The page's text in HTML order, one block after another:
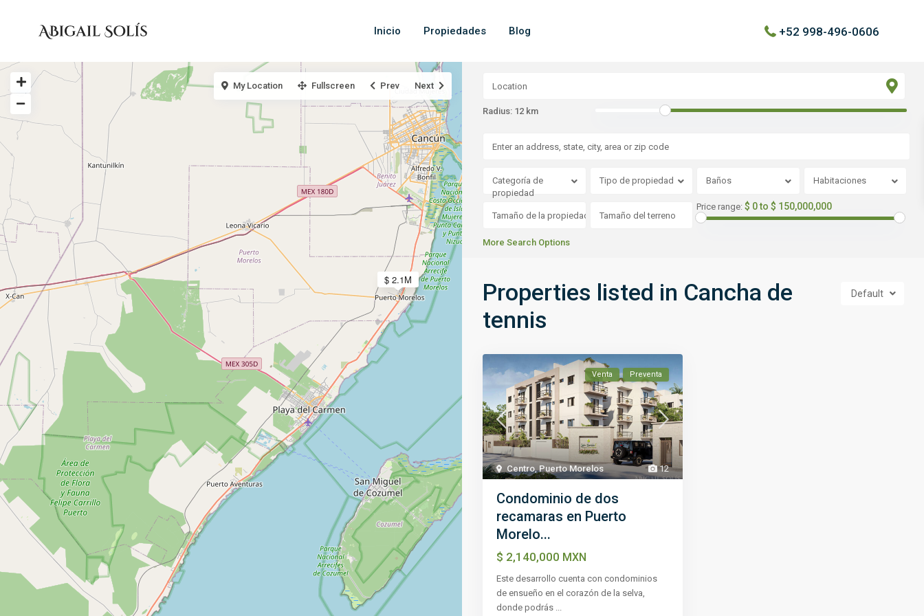
Inicio Propiedades Blog +52 998-496-0606
$ 2.1M
My Location Fullscreen Prev Next
Radius: 12 km
Categoría de
propiedad
Tipo de propiedad Baños Habitaciones
Price range: $ 0 to $ 150,000,000
More Search Options
Default
Properties listed in Cancha de
tennis
12
Centro,Puerto Morelos
Venta Preventa
Condominio de dos
recamaras en Puerto
Morelo...
$ 2,140,000 MXN
Este desarrollo cuenta con condominios
de ensueño en el corazón de la selva,
donde podrás